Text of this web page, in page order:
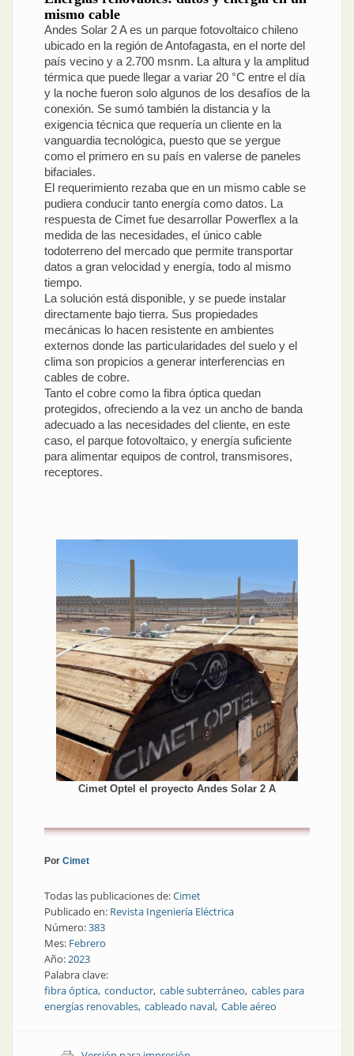
mismo cable
Andes Solar 2 A es un parque fotovoltaico chileno
ubicado en la región de Antofagasta, en el norte del
país vecino y a 2.700 msnm. La altura y la amplitud
térmica que puede llegar a variar 20 °C entre el día
y la noche fueron solo algunos de los desafíos de la
conexión. Se sumó también la distancia y la
exigencia técnica que requería un cliente en la
vanguardia tecnológica, puesto que se yergue
como el primero en su país en valerse de paneles
bifaciales.
El requerimiento rezaba que en un mismo cable se
pudiera conducir tanto energía como datos. La
respuesta de Cimet fue desarrollar Powerflex a la
medida de las necesidades, el único cable
todoterreno del mercado que permite transportar
datos a gran velocidad y energía, todo al mismo
tiempo.
La solución está disponible, y se puede instalar
directamente bajo tierra. Sus propiedades
mecánicas lo hacen resistente en ambientes
externos donde las particularidades del suelo y el
clima son propicios a generar interferencias en
cables de cobre.
Tanto el cobre como la fibra óptica quedan
protegidos, ofreciendo a la vez un ancho de banda
adecuado a las necesidades del cliente, en este
caso, el parque fotovoltaico, y energía suficiente
para alimentar equipos de control, transmisores,
receptores.
Cimet Optel el proyecto Andes Solar 2 A
Por Cimet
Todas las publicaciones de:Cimet
Publicado en: Revista Ingeniería Eléctrica
Número:383
Mes: Febrero
Año:2023
Palabra clave:
fibra óptica conductor cable subterráneo cables para
energías renovables cableado naval Cable aéreo